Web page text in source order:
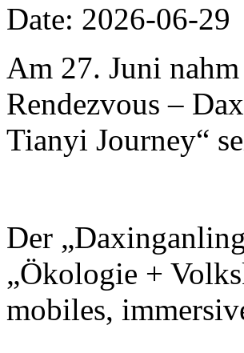
Date: 2026-06-29
Am 27. Juni
Rendezvous –
Tianyi Journey“
Der
„Ökologie +
mobiles,